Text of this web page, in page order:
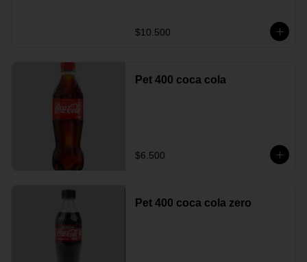
$10.500
Pet 400 coca cola
$6.500
Pet 400 coca cola zero